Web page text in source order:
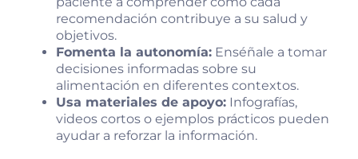
recomendación contribuye a su salud y
objetivos.
Fomenta la autonomía: Enséñale a tomar
decisiones informadas sobre su
alimentación en diferentes contextos.
Usa materiales de apoyo: Infografías,
videos cortos o ejemplos prácticos pueden
ayudar a reforzar la información.